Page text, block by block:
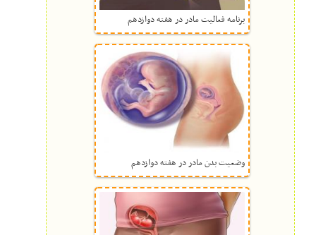
برنامه فعالیت مادر در هفته دوازدهم
وضعیت بدن مادر در هفته دوازدهم